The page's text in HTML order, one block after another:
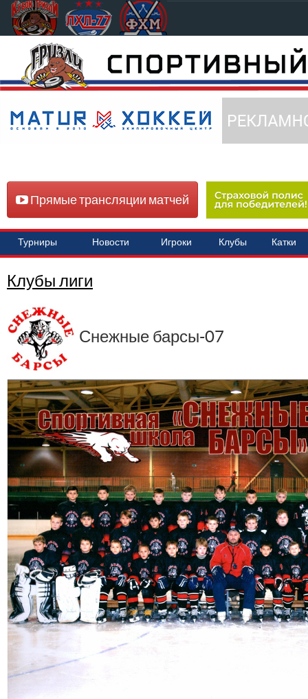
Прямые трансляции матчей
Турниры Новости Игроки Клубы Катки
Клубы лиги
Снежные барсы-07